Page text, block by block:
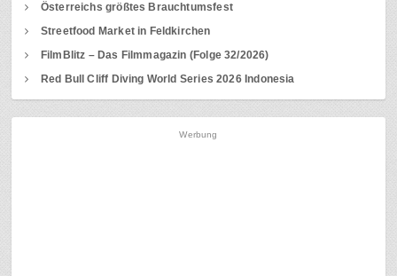
Österreichs größtes Brauchtumsfest
Streetfood Market in Feldkirchen
FilmBlitz – Das Filmmagazin (Folge 32/2026)
Red Bull Cliff Diving World Series 2026 Indonesia
Werbung